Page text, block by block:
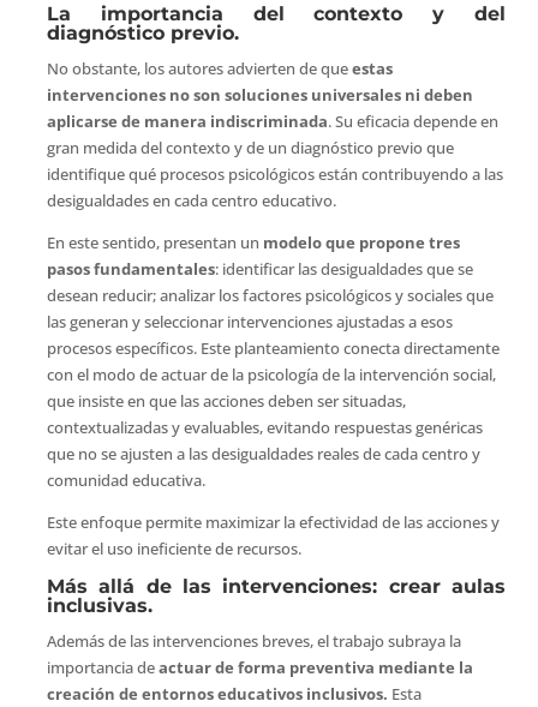
La importancia del contexto y del
diagnóstico previo.
No obstante, los autores advierten de queestas
intervenciones no son soluciones universales ni deben
aplicarse de manera indiscriminada. Su eficacia depende en
gran medida del contexto y de un diagnóstico previo que
identifique qué procesos psicológicos están contribuyendo a las
desigualdades en cada centro educativo.
En este sentido, presentan un modelo que propone tres
pasos fundamentales: identificar las desigualdades que se
desean reducir; analizar los factores psicológicos y sociales que
las generan y seleccionar intervenciones ajustadas a esos
procesos específicos. Este planteamiento conecta directamente
con el modo de actuar de la psicología de la intervención social,
que insiste en que las acciones deben ser situadas,
contextualizadas y evaluables, evitando respuestas genéricas
que no se ajusten a las desigualdades reales de cada centro y
comunidad educativa.
Este enfoque permite maximizar la efectividad de las acciones y
evitar el uso ineficiente de recursos.
Más allá de las intervenciones: crear aulas
inclusivas.
Además de las intervenciones breves, el trabajo subraya la
importancia deactuar de forma preventiva mediante la
creación de entornos educativos inclusivos. Esta